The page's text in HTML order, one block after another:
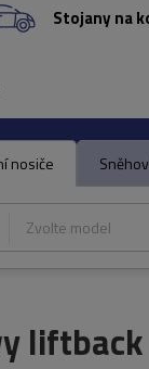
Stojany na
nosiče
Zvolte model
liftback